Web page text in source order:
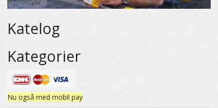
Katelog
Kategorier
Nu også med mobil pay